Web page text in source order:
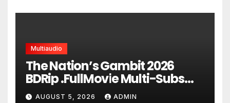
Multiaudio
The Nation’s Gambit 2026
BDRip .FullMov𝗂e Multi-Subs
UHD
AUGUST 5, 2026 ADMIN